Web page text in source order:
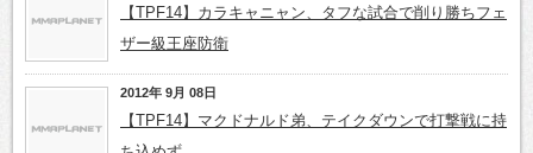
【TPF14】カラキャニャン、タフな試合で削り勝ちフェ
ザー級王座防衛
2012年 9月 08日
【TPF14】マクドナルド弟、テイクダウンで打撃戦に持